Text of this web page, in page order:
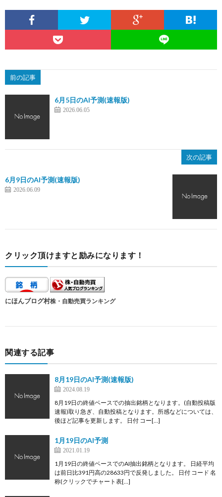
前の記事
6月5日のAI予測(速報版)
2026.06.05
次の記事
6月9日のAI予測(速報版)
2026.06.09
クリック頂けますと励みになります！
にほんブログ村株・自動売買ランキング
関連する記事
8月19日のAI予測(速報版)
2024.08.19
8月19日の終値ベースでの抽出銘柄となります。(自動投稿版
速報)取り急ぎ、自動投稿となります。所感などについては、
後ほど記事を更新します。 日付 コー[…]
1月19日のAI予測
2021.01.19
1月19日の終値ベースでのAI抽出銘柄となります。 日経平均
は前日比391円高の28633円で反発しました。 日付 コード 名
称(クリックでチャート表[…]